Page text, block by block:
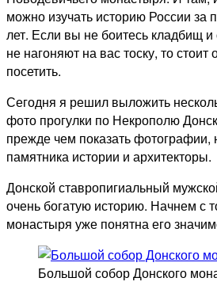
можно изучать историю России за
лет. Если вы не боитесь кладбищ
не нагоняют на вас тоску, то стоит
посетить.
Сегодня я решил выложить
фото прогулки по Некрополю
прежде чем показать фотографии,
памятника истории и архитекторы.
Донской ставропигиальный
очень богатую историю. Начнем с
монастыря уже понятна его
Большой собор Донского